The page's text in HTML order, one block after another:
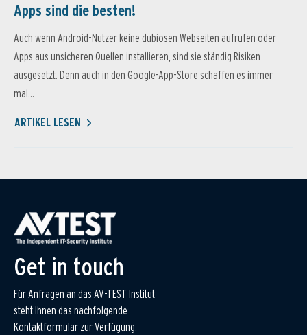
Apps sind die besten!
Auch wenn Android-Nutzer keine dubiosen Webseiten aufrufen oder
Apps aus unsicheren Quellen installieren, sind sie ständig Risiken
ausgesetzt. Denn auch in den Google-App-Store schaffen es immer
mal...
ARTIKEL LESEN
Get in touch
Für Anfragen an das AV-TEST Institut
steht Ihnen das nachfolgende
Kontaktformular zur Verfügung.